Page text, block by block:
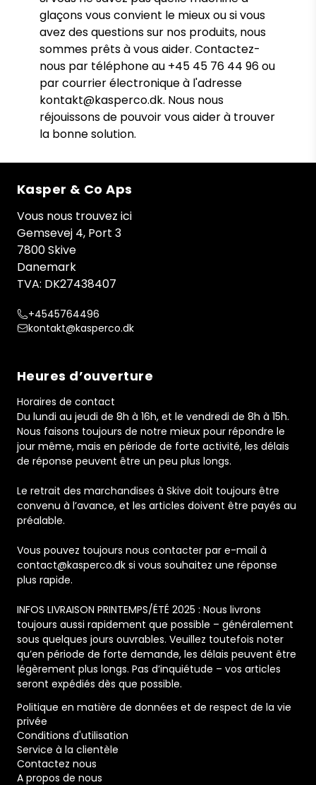
glaçons vous convient le mieux ou si vous
avez des questions sur nos produits, nous
sommes prêts à vous aider. Contactez-
nous par téléphone au +45 45 76 44 96 ou
par courrier électronique à l'adresse
kontakt@kasperco.dk. Nous nous
réjouissons de pouvoir vous aider à trouver
la bonne solution.
Kasper & Co Aps
Vous nous trouvez ici
Gemsevej 4, Port 3
7800 Skive
Danemark
TVA: DK27438407
+4545764496
kontakt@kasperco.dk
Heures d’ouverture
Horaires de contact
Du lundi au jeudi de 8h à 16h, et le vendredi de 8h à 15h.
Nous faisons toujours de notre mieux pour répondre le
jour même, mais en période de forte activité, les délais
de réponse peuvent être un peu plus longs.
Le retrait des marchandises à Skive doit toujours être
convenu à l’avance, et les articles doivent être payés au
préalable.
Vous pouvez toujours nous contacter par e-mail à
contact@kasperco.dk si vous souhaitez une réponse
plus rapide.
INFOS LIVRAISON PRINTEMPS/ÉTÉ 2025 : Nous livrons
toujours aussi rapidement que possible – généralement
sous quelques jours ouvrables. Veuillez toutefois noter
qu’en période de forte demande, les délais peuvent être
légèrement plus longs. Pas d’inquiétude – vos articles
seront expédiés dès que possible.
Politique en matière de données et de respect de la vie
privée
Conditions d'utilisation
Service à la clientèle
Contactez nous
A propos de nous